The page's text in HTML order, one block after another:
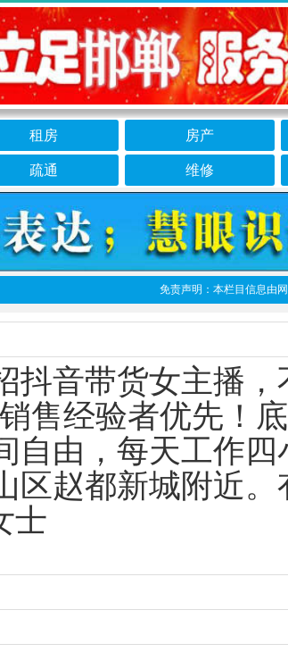
租房 房产
疏通 维修
免责声明：本栏目信息由网友
抖音带货女主播，
售经验者优先！底
自由，每天工作四
区赵都新城附近。
士